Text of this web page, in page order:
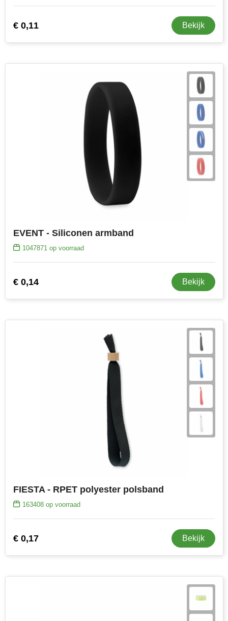
€ 0,11 Bekijk
EVENT - Siliconen armband
1047871op voorraad
€ 0,14 Bekijk
FIESTA - RPET polyester polsband
163408op voorraad
€ 0,17 Bekijk